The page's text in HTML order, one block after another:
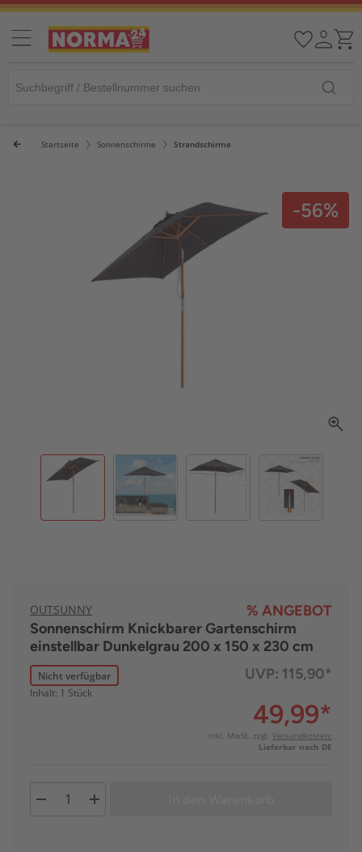
Startseite Sonnenschirme Strandschirme
-56%
OUTSUNNY
% ANGEBOT
Sonnenschirm Knickbarer Gartenschirm
einstellbar Dunkelgrau 200 x 150 x 230 cm
Nicht verfügbar
Inhalt: 1 Stück
UVP: 115,90*
49,99*
inkl. MwSt. zzgl. Versandkosten:
Lieferbar nach DE